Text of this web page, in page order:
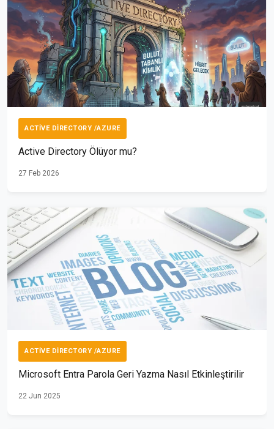
ACTIVE DIRECTORY /AZURE
Active Directory Ölüyor mu?
27 Feb 2026
ACTIVE DIRECTORY /AZURE
Microsoft Entra Parola Geri Yazma Nasıl Etkinleştirilir
22 Jun 2025